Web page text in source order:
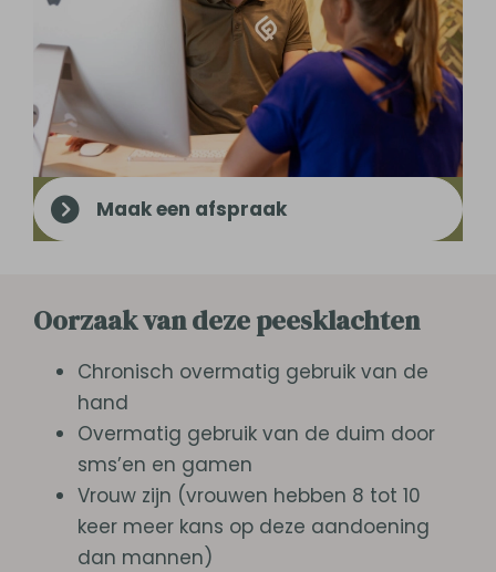
Maak een afspraak
Oorzaak van deze peesklachten
Chronisch overmatig gebruik van de
hand
Overmatig gebruik van de duim door
sms’en en gamen
Vrouw zijn (vrouwen hebben 8 tot 10
keer meer kans op deze aandoening
dan mannen)